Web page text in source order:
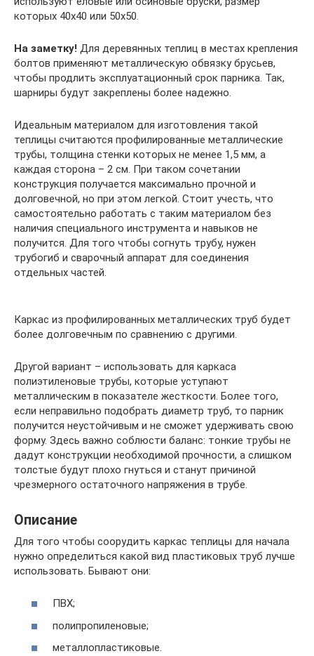
которых 40х40 или 50х50.
На заметку! Для деревянных теплиц в местах крепления
болтов применяют металлическую обвязку брусьев,
чтобы продлить эксплуатационный срок парника. Так,
шарниры будут закреплены более надежно.
Идеальным материалом для изготовления такой
теплицы считаются профилированные металлические
трубы, толщина стенки которых не менее 1,5 мм, а
каждая сторона – 2 см. При таком сочетании
конструкция получается максимально прочной и
долговечной, но при этом легкой. Стоит учесть, что
самостоятельно работать с таким материалом без
наличия специального инструмента и навыков не
получится. Для того чтобы согнуть трубу, нужен
трубогиб и сварочный аппарат для соединения
отдельных частей.
Каркас из профилированных металлических труб будет
более долговечным по сравнению с другими.
Другой вариант – использовать для каркаса
полиэтиленовые трубы, которые уступают
металлическим в показателе жесткости. Более того,
если неправильно подобрать диаметр труб, то парник
получится неустойчивым и не сможет удерживать свою
форму. Здесь важно соблюсти баланс: тонкие трубы не
дадут конструкции необходимой прочности, а слишком
толстые будут плохо гнуться и станут причиной
чрезмерного остаточного напряжения в трубе.
Описание
Для того чтобы соорудить каркас теплицы для начала
нужно определиться какой вид пластиковых труб лучше
использовать. Бывают они:
ПВХ;
полипропиленовые;
металлопластиковые.